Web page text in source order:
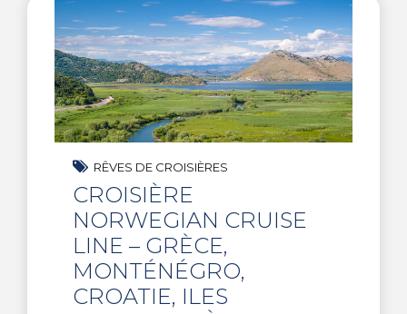
RÊVES DE CROISIÈRES
CROISIÈRE
NORWEGIAN CRUISE
LINE – GRÈCE,
MONTÉNÉGRO,
CROATIE, ILES